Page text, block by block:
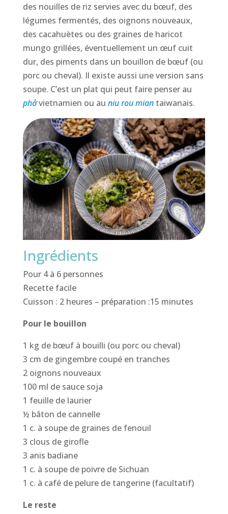
des nouilles de riz servies avec du bœuf, des
légumes fermentés, des oignons nouveaux,
des cacahuètes ou des graines de haricot
mungo grillées, éventuellement un œuf cuit
dur, des piments dans un bouillon de bœuf (ou
porc ou cheval). Il existe aussi une version sans
soupe. C’est un plat qui peut faire penser au
phởvietnamien ou au niuroumiantaiwanais.
Ingrédients
Pour 4 à 6 personnes
Recette facile
Cuisson : 2 heures – préparation :15 minutes
Pour le bouillon
1 kg de bœuf à bouilli (ou porc ou cheval)
3 cm de gingembre coupé en tranches
2 oignons nouveaux
100 ml de sauce soja
1 feuille de laurier
½ bâton de cannelle
1 c. à soupe de graines de fenouil
3 clous de girofle
3 anis badiane
1 c. à soupe de poivre de Sichuan
1 c. à café de pelure de tangerine (facultatif)
Le reste